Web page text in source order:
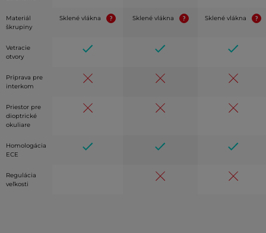
Materiál
škrupiny
Sklené vlákna Sklené vlákna Sklené vlákna
Vetracie
otvory
Príprava pre
interkom
Priestor pre
dioptrické
okuliare
Homologácia
ECE
Regulácia
veľkosti